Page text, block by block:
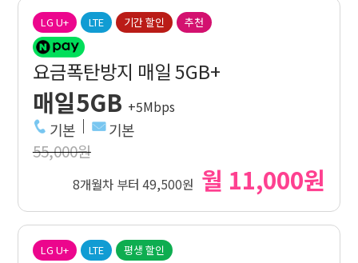
LG U+ LTE 기간 할인 추천
요금폭탄방지 매일 5GB+
매일5GB +5Mbps
기본 기본
55,000원
8개월차 부터 49,500원 월 11,000원
LG U+ LTE 평생 할인